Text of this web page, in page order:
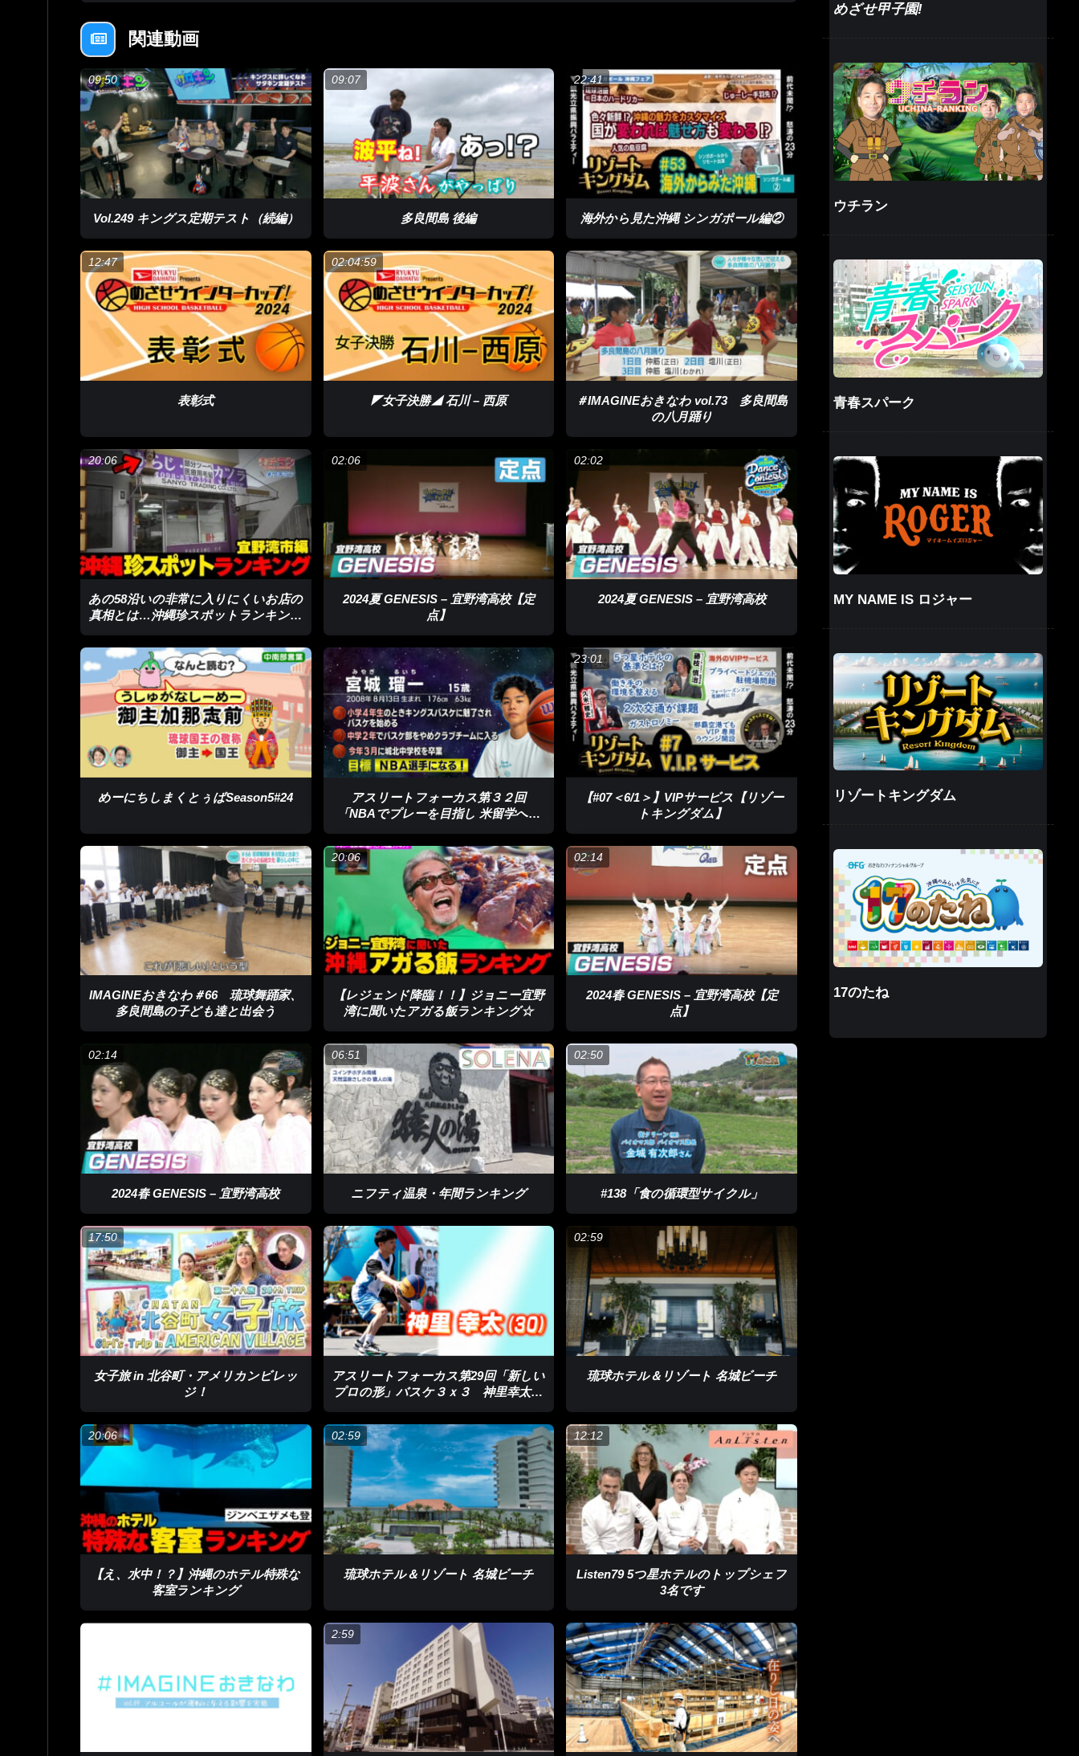
来間翔太さん「SUPが初めての人にも使いやすいモデル」
アウトドア用品を扱う会社で働く来間翔太（くりま・しょうた）さんにはもうひとつの顔があります。国際大会にも出場するSUPの選
手です。
来間翔太さん「ずっとバスケットボールをやっていて社会人でも一生懸命頑張っていたが、左膝の前十字靭帯を断裂してしまった。違
うスポーツを探していた時にSUPにたまたま出会った。SUPを漕げるようになると自分で自由に育った島の海を行ける。それがうれし
くてのめり込んでいった」
10年前、けががきっかけで出会ったSUP。当時ホテルの従業員として働いていた来間さんはその楽しさに魅了され職場近くの海で練習
に打ち込む日々を過ごしてきました。
来間翔太さん「日の出前から漕いで練習後に出勤。5時に退勤した後まっすぐ海に走って練習していた」
働きながら練習を重ね、2023年には世界最高峰とされるハワイ海峡横断・52キロの世界選手権に出場。見事、部門別で世界一に輝きま
した。
来間翔太さん「本当にうれしかった。信じられなかったし頑張ってきてよかった」
世界の強豪と肩を並べると今度は来間島から多良間島への横断を決意。距離は世界選手権と同じ52キロで道具の運搬費などをクラウド
ファンディングで募り今年3月、その決意を実現しました。
戸田アナ「Q.この挑戦をした1番の理由は」
来間翔太さん「自分のルーツがある沖縄で世界選手権と同じ規模の海峡横断コースを作ったほうが夢があるんじゃないかと思った。来
間島から多良間島が52キロだった。世界選手権も52キロ。それを見つけた時絶対やったほうがいいと思った」
れながら漕ぎ続けること6時間半。ついに52キロの横断に成功しました！
来間翔太さん「ハワイの海とはまったく違った波、海の性質があってすごく難しかった。6時間半漕いでいたので筋肉もつってくる。握
力もなくなっていく。それでも楽しい。いろんな方が応援してくれて体はきつい。感謝の気持ちでいっぱい。世界レベルの海峡がそこ
にあった。世界の人に沖縄の海がすごいと思ってもらえたり沖縄の人が世界レベルの海峡横断の挑戦をしたと子どもたちに伝わること
で沖縄の海ってすごいと思ってもらえたらうれしいと思い挑戦した」
体力の限界に挑み夢を叶えるための一歩を踏み出した来間さん。SUPを通して伝えたい思いとは？
来間翔太さん「自分の力で地元の海を漕ぐと初めて沖縄の海が自分たちの海だと感じられた。それまでは観光客のための海だった。自
分の育った海を自分のものだと思えるようになったのはSUPのおかげ。沖縄のことをさらに好きになれた。沖縄の人たちに沖縄の海す
ごいんだ沖縄人でいられることがうれしいと思ってもらいたい」
沖縄にとって身近な海。”ここに暮らすからこそそのよさを感じてほしい”来間さんの挑戦はこれからも続きます。
海峡横断の後それをみた海外の選手から早速、「沖縄での海峡横断がしたい」と連絡があったそうです。来間さんの夢である世界レベ
ルの大会が沖縄で開催される日も近いかもしれません。
SUPを通して沖縄の海の魅力を発信する来間さんの活躍に注目です。
関連動画
09:50
Vol.249 キングス定期テスト（続編）
09:07
多良間島 後編
22:41
海外から見た沖縄 シンガポール編②
12:47
表彰式
02:04:59
◤女子決勝◢ 石川 – 西原
＃IMAGINEおきなわ vol.73 多良間島
の八月踊り
20:06
あの58沿いの非常に入りにくいお店の
真相とは…沖縄珍スポットランキング
02:06
2024夏 GENESIS – 宜野湾高校【定
点】
02:02
2024夏 GENESIS – 宜野湾高校
めーにちしまくとぅばSeason5#24
アスリートフォーカス第３２回
「NBAでプレーを目指し 米留学へ」
23:01
【#07＜6/1＞】VIPサービス【リゾー
トキングダム】
IMAGINEおきなわ＃66 琉球舞踊家、
多良間島の子ども達と出会う
20:06
【レジェンド降臨！！】ジョニー宜野
湾に聞いたアガる飯ランキング☆
02:14
2024春 GENESIS – 宜野湾高校【定
点】
02:14
2024春 GENESIS – 宜野湾高校
06:51
ニフティ温泉・年間ランキング
02:50
#138「食の循環型サイクル」
17:50
女子旅 in 北谷町・アメリカンビレッ
ジ！
アスリートフォーカス第29回「新しい
プロの形」バスケ３ｘ３ 神里幸太さ
02:59
琉球ホテル＆リゾート 名城ビーチ
20:06
【え、水中！？】沖縄のホテル特殊な
客室ランキング
02:59
琉球ホテル＆リゾート 名城ビーチ
12:12
Listen79 5つ星ホテルのトップシェフ
3名です
2:59
めざせ甲子園!
ウチラン
青春スパーク
MY NAME IS ロジャー
リゾートキングダム
17のたね